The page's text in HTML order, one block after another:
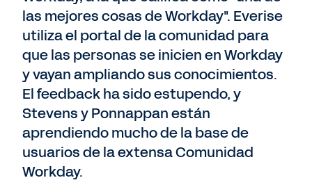
las mejores cosas de Workday". Everise
utiliza el portal de la comunidad para
que las personas se inicien en Workday
y vayan ampliando sus conocimientos.
El feedback ha sido estupendo, y
Stevens y Ponnappan están
aprendiendo mucho de la base de
usuarios de la extensa Comunidad
Workday.